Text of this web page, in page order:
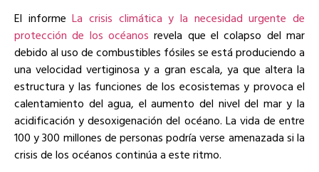
El informeLa crisis climática y la necesidad urgente de
protección de los océanosrevela que el colapso del mar
debido al uso de combustibles fósiles se está produciendo a
una velocidad vertiginosa y a gran escala, ya que altera la
estructura y las funciones de los ecosistemas y provoca el
calentamiento del agua, el aumento del nivel del mar y la
acidificación y desoxigenación del océano. La vida de entre
100 y 300 millones de personas podría verse amenazada si la
crisis de los océanos continúa a este ritmo.